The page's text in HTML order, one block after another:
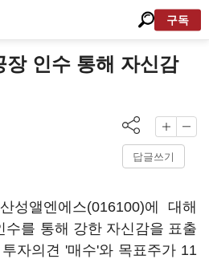
구독
장 인수 통해 자신감
답글쓰기
산성앨엔에스(016100)에 대해
수를 통해 강한 자신감을 표출
자의견 '매수'와 목표주가 11